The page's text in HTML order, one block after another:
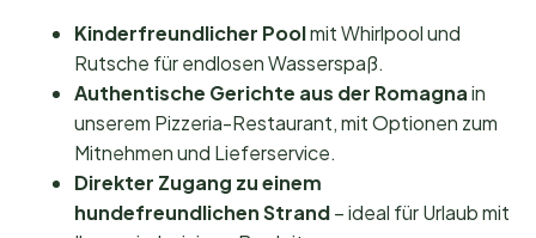
Kinderfreundlicher Poolmit Whirlpool und
Rutsche für endlosen Wasserspaß.
Authentische Gerichte aus der Romagnain
unserem Pizzeria-Restaurant, mit Optionen zum
Mitnehmen und Lieferservice.
Direkter Zugang zu einem
hundefreundlichen Strand– ideal für Urlaub mit